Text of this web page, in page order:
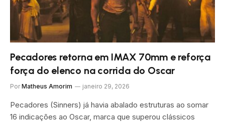
Pecadores retorna em IMAX 70mm e reforça
força do elenco na corrida do Oscar
Por Matheus Amorim janeiro 29, 2026
Pecadores (Sinners) já havia abalado estruturas ao somar
16 indicações ao Oscar, marca que superou clássicos